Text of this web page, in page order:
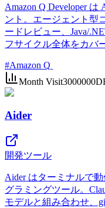
Amazon Q Developer
ント。エージェント型
ードレビュー、Java/
フサイクル全体をカバ
#Amazon Q
Month Visit3000000
Aider
開発ツール
Aider はターミナルで
グラミングツール。
モデルと組み合わせ、